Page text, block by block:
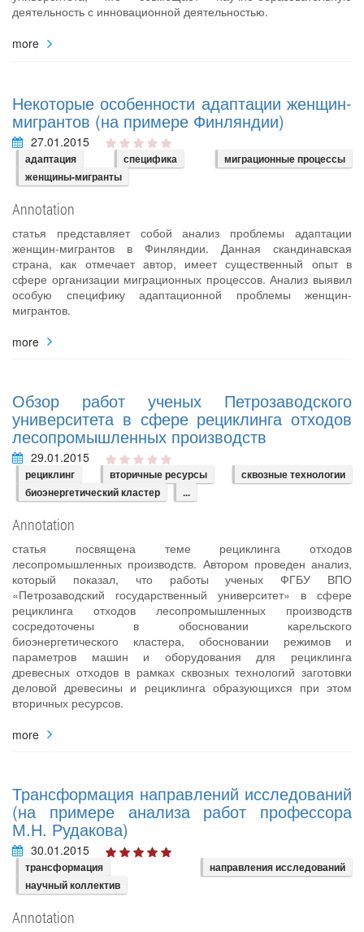
деятельность с инновационной деятельностью.
more
Некоторые особенности адаптации женщин-
мигрантов (на примере Финляндии)
27.01.2015
адаптация специфика
миграционные процессы
женщины-мигранты
Annotation
статья представляет собой анализ проблемы адаптации
женщин-мигрантов в Финляндии. Данная скандинавская
страна, как отмечает автор, имеет существенный опыт в
сфере организации миграционных процессов. Анализ выявил
особую специфику адаптационной проблемы женщин-
мигрантов.
more
Обзор работ ученых Петрозаводского
университета в сфере рециклинга отходов
лесопромышленных производств
29.01.2015
рециклинг вторичные ресурсы
сквозные технологии
биоэнергетический кластер
...
Annotation
статья посвящена теме рециклинга отходов
лесопромышленных производств. Автором проведен анализ,
который показал, что работы ученых ФГБУ ВПО
«Петрозаводский государственный университет» в сфере
рециклинга отходов лесопромышленных производств
сосредоточены в обосновании карельского
биоэнергетического кластера, обосновании режимов и
параметров машин и оборудования для рециклинга
древесных отходов в рамках сквозных технологий заготовки
деловой древесины и рециклинга образующихся при этом
вторичных ресурсов.
more
Трансформация направлений исследований
(на примере анализа работ профессора
М.Н. Рудакова)
30.01.2015
трансформация
направления исследований
научный коллектив
Annotation